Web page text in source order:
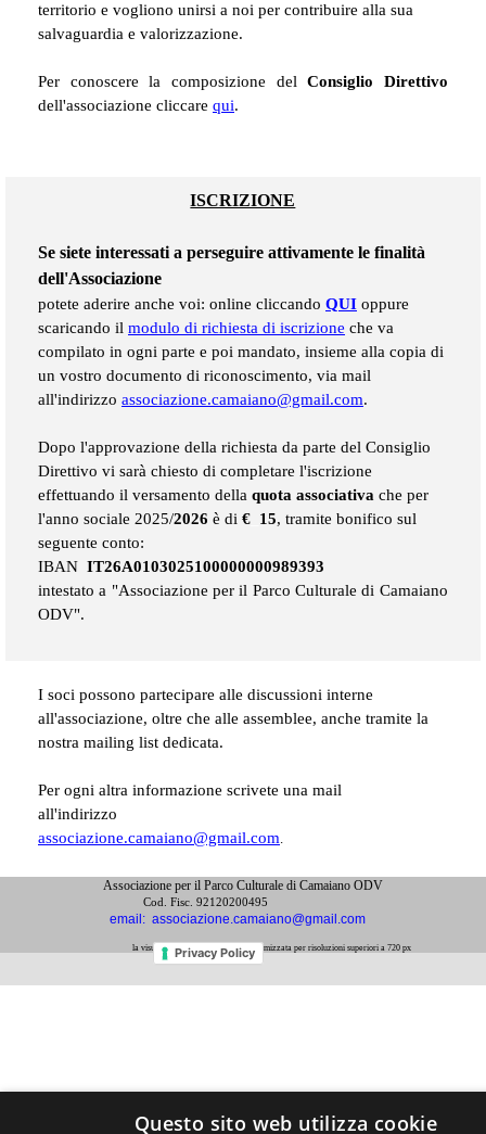
territorio e vogliono unirsi a noi per contribuire alla sua
salvaguardia e valorizzazione.
Per conoscere la composizione delConsiglio Direttivo
dell'associazione cliccare qui.
ISCRIZIONE
Se siete interessati a perseguire attivamente le finalità
dell'Associazione
potete aderire anche voi: online cliccando QUI oppure
scaricando il modulo di richiesta di iscrizione che va
compilato in ogni parte e poi mandato, insieme alla copia di
un vostro documento di riconoscimento, via mail
all'indirizzo associazione.camaiano@gmail.com.
Dopo l'approvazione della richiesta da parte del Consiglio
Direttivo vi sarà chiesto di completare l'iscrizione
effettuando il versamento della quota associativa che per
l'anno sociale 2025/2026 è di € 15, tramite bonifico sul
seguente conto:
IBAN IT26A0103025100000000989393
intestato a "Associazione per il Parco Culturale di Camaiano
ODV".
I soci possono partecipare alle discussioni interne
all'associazione, oltre che alle assemblee, anche tramite la
nostra mailing list dedicata.
Per ogni altra informazione scrivete una mail
all'indirizzo
associazione.camaiano@gmail.com.
Associazione per il Parco Culturale di Camaiano ODV
Cod. Fisc. 92120200495
email:  associazione.camaiano@gmail.com
Privacy Policy
la visualizzazione di questo sito è ottimizzata per risoluzioni superiori a 720 px
Questo sito web utilizza cookie